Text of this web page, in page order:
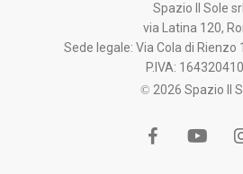
Spazio Il Sole
via Latina 120,
Sede legale: Via Cola di Rienzo
P.IVA:
© 2026 Spazio Il
facebookyoutube